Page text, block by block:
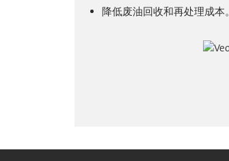
降低废油回收和再处理成本。